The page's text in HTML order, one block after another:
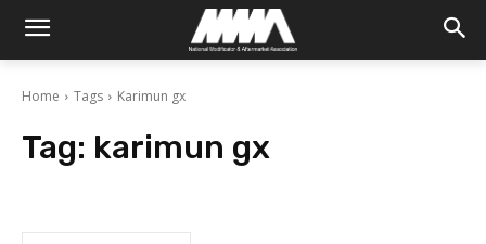
Home Tags Karimun gx
Tag: karimun gx